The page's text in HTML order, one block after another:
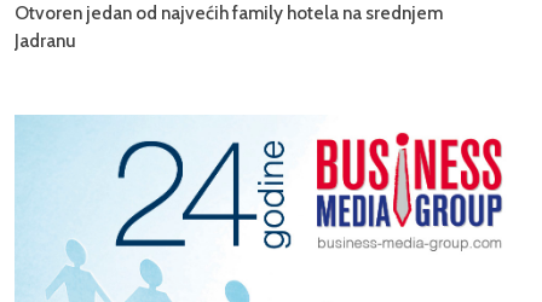
Otvoren jedan od najvećih family hotela na srednjem
Jadranu